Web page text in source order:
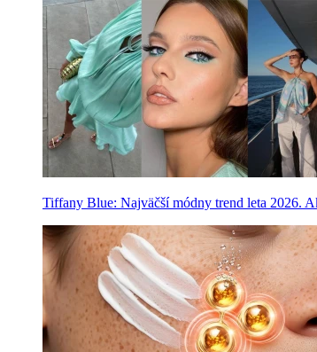
Tiffany Blue: Najväčší módny trend leta 2026.